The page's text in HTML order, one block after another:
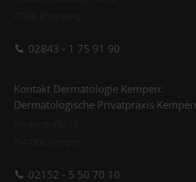
02843 - 1 75 91 90
Kontakt Dermatologie Kempen:
Dermatologische Privatpraxis Kempen
02152 - 5 50 70 10